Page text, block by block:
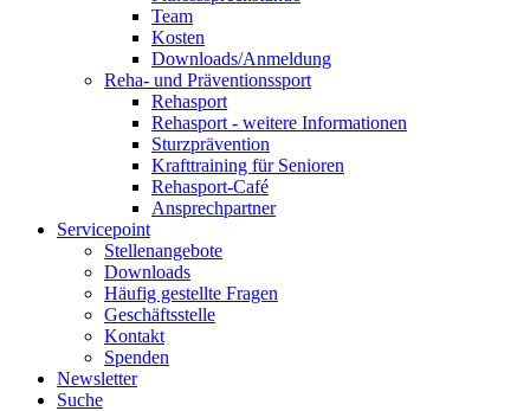
Team
Kosten
Downloads/Anmeldung
Reha- und Präventionssport
Rehasport
Rehasport - weitere Informationen
Sturzprävention
Krafttraining für Senioren
Rehasport-Café
Ansprechpartner
Servicepoint
Stellenangebote
Downloads
Häufig gestellte Fragen
Geschäftsstelle
Kontakt
Spenden
Newsletter
Suche